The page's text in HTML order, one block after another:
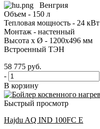
Венгрия
Объем - 150 л
Тепловая мощность - 24 кВт
Монтаж - настенный
Высота x Ø - 1200x496 мм
Встроенный ТЭН
58 775 руб.
-
В корзину
Быстрый просмотр
Hajdu AQ IND 100FC E